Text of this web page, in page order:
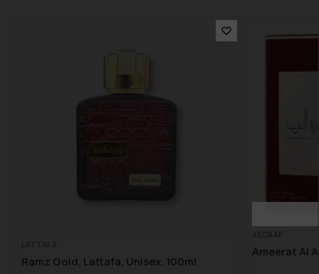
Ramz Gold, Lattafa, Unisex, 100ml
Ameerat Al